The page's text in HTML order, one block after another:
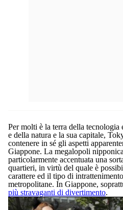
Per molti è la terra della tecnologia
e della natura e la sua capitale,
contenere in sé gli aspetti
Giappone. La megalopoli
particolarmente accentuata una
quartieri, in virtù del quale è
carattere ed il tipo di
metropolitane. In Giappone,
più stravaganti di divertimento.